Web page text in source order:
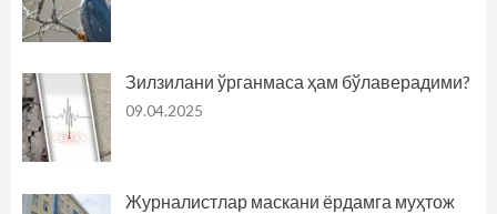
Зилзилани ўрганмаса ҳам бўлаверадими?
09.04.2025
Журналистлар маскани ёрдамга муҳтож